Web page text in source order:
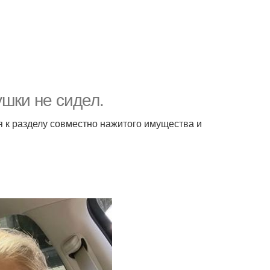
не сидел.
разделу совместно нажитого имущества и